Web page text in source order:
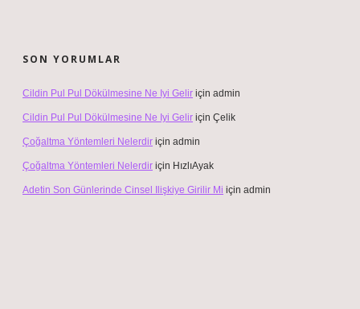
SON YORUMLAR
Cildin Pul Pul Dökülmesine Ne Iyi Gelir için admin
Cildin Pul Pul Dökülmesine Ne Iyi Gelir için Çelik
Çoğaltma Yöntemleri Nelerdir için admin
Çoğaltma Yöntemleri Nelerdir için HızlıAyak
Adetin Son Günlerinde Cinsel Ilişkiye Girilir Mi için admin